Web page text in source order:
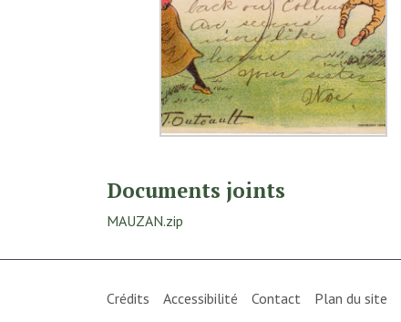
Documents joints
MAUZAN.zip
Crédits Accessibilité Contact Plan du site